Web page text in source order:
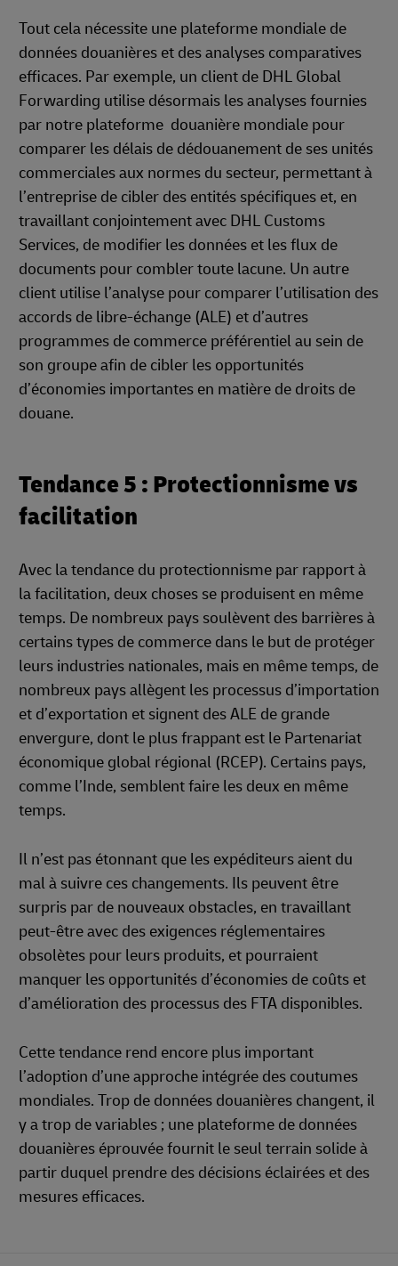
Tout cela nécessite une plateforme mondiale de
données douanières et des analyses comparatives
efficaces. Par exemple, un client de DHL Global
Forwarding utilise désormais les analyses fournies
par notre plateforme douanière mondiale pour
comparer les délais de dédouanement de ses unités
commerciales aux normes du secteur, permettant à
l’entreprise de cibler des entités spécifiques et, en
travaillant conjointement avec DHL Customs
Services, de modifier les données et les flux de
documents pour combler toute lacune. Un autre
client utilise l’analyse pour comparer l’utilisation des
accords de libre-échange (ALE) et d’autres
programmes de commerce préférentiel au sein de
son groupe afin de cibler les opportunités
d’économies importantes en matière de droits de
douane.
Tendance 5 : Protectionnisme vs
facilitation
Avec la tendance du protectionnisme par rapport à
la facilitation, deux choses se produisent en même
temps. De nombreux pays soulèvent des barrières à
certains types de commerce dans le but de protéger
leurs industries nationales, mais en même temps, de
nombreux pays allègent les processus d’importation
et d’exportation et signent des ALE de grande
envergure, dont le plus frappant est le Partenariat
économique global régional (RCEP). Certains pays,
comme l’Inde, semblent faire les deux en même
temps.
Il n’est pas étonnant que les expéditeurs aient du
mal à suivre ces changements. Ils peuvent être
surpris par de nouveaux obstacles, en travaillant
peut-être avec des exigences réglementaires
obsolètes pour leurs produits, et pourraient
manquer les opportunités d’économies de coûts et
d’amélioration des processus des FTA disponibles.
Cette tendance rend encore plus important
l’adoption d’une approche intégrée des coutumes
mondiales. Trop de données douanières changent, il
y a trop de variables ; une plateforme de données
douanières éprouvée fournit le seul terrain solide à
partir duquel prendre des décisions éclairées et des
mesures efficaces.